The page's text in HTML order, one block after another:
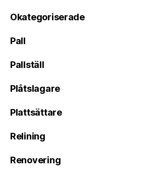
Okategoriserade
Pall
Pallställ
Plåtslagare
Plattsättare
Relining
Renovering